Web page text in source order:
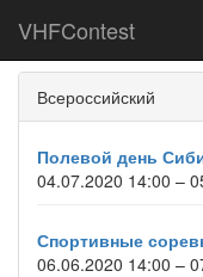
VHFContest
Всероссийский
Полевой день
04.07.2020 14:00 –
Спортивные
06.06.2020 14:00 –